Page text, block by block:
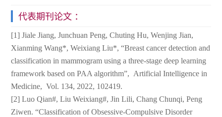
代表期刊论文 ：
[1] Jiale Jiang, Junchuan Peng, Chuting Hu, Wenjing Jian,
Xianming Wang*, Weixiang Liu*, “Breast cancer detection and
classification in mammogram using a three-stage deep learning
framework based on PAA algorithm”, Artificial Intelligence in
Medicine, Vol. 134, 2022, 102419.
[2] Luo Qian#, Liu Weixiang#, Jin Lili, Chang Chunqi, Peng
Ziwen. “Classification of Obsessive-Compulsive Disorder